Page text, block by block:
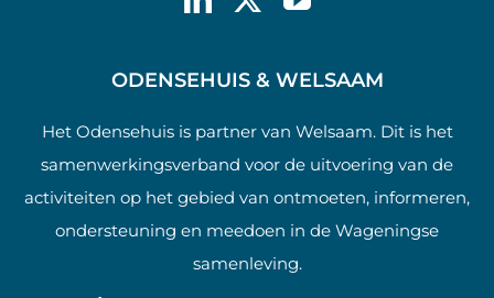
ODENSEHUIS & WELSAAM
Het Odensehuis is partner van Welsaam. Dit is het
samenwerkingsverband voor de uitvoering van de
activiteiten op het gebied van ontmoeten, informeren,
ondersteuning en meedoen in de Wageningse
samenleving.